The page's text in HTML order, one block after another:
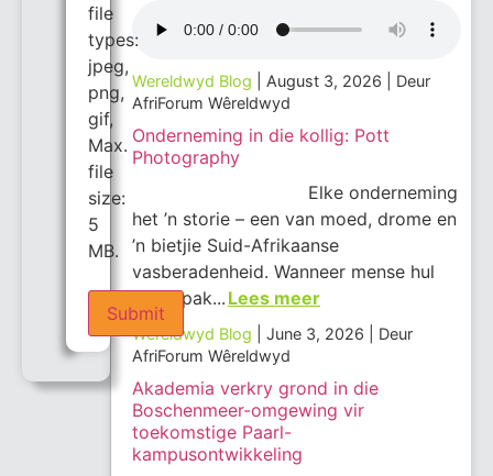
file
types:
jpeg,
png,
gif,
Max.
file
size:
5
MB.
Wereldwyd Blog August 3, 2026
Deur
AfriForum Wêreldwyd
Onderneming in die kollig: Pott
Photography
Elke onderneming
het ’n storie – een van moed, drome en
’n bietjie Suid-Afrikaanse
vasberadenheid. Wanneer mense hul
tasse pak... Lees meer
Wereldwyd Blog June 3, 2026
Deur
AfriForum Wêreldwyd
Akademia verkry grond in die
Boschenmeer-omgewing vir
toekomstige Paarl-
kampusontwikkeling